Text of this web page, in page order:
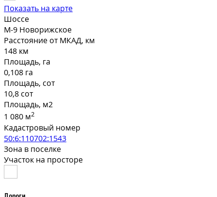
Показать на карте
Шоссе
М-9 Новорижское
Расстояние от МКАД, км
148 км
Площадь, га
0,108 га
Площадь, сот
10,8 сот
Площадь, м2
1 080 м2
Кадастровый номер
50:6:110702:1543
Зона в поселке
Участок на просторе